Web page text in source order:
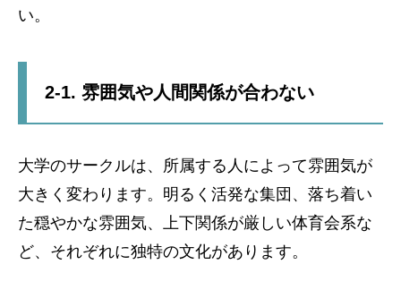
い。
2-1. 雰囲気や人間関係が合わない
大学のサークルは、所属する人によって雰囲気が
大きく変わります。明るく活発な集団、落ち着い
た穏やかな雰囲気、上下関係が厳しい体育会系な
ど、それぞれに独特の文化があります。